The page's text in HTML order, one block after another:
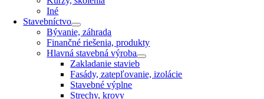
Iné
Stavebníctvo
Bývanie, záhrada
Finančné riešenia, produkty
Hlavná stavebná výroba
Zakladanie stavieb
Fasády, zatepľovanie, izolácie
Stavebné výplne
Strechy, krovy